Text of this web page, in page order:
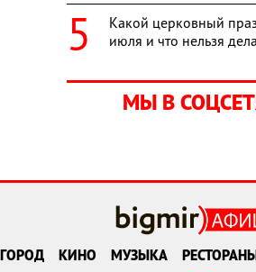
Какой церковный
июля и что нельзя
МЫ В
ГОРОД КИНО МУЗЫКА